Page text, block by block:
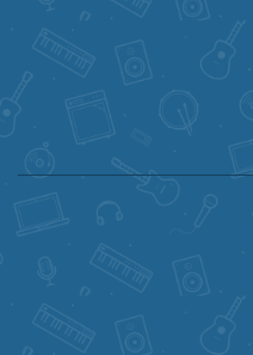
احسان اصغری
احسان دریادل
احسان علیانی
احسان کمری